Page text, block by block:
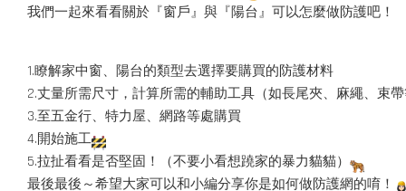
我們一起來看看關於『窗戶』與『陽台』可以怎麼做防護吧！
1.瞭解家中窗、陽台的類型去選擇要購買的防護材料
2.丈量所需尺寸，計算所需的輔助工具（如長尾夾、麻繩、束
3.至五金行、特力屋、網路等處購買
4.開始施工
5.拉扯看看是否堅固！（不要小看想蹺家的暴力貓貓）
最後最後～希望大家可以和小編分享你是如何做防護網的唷！